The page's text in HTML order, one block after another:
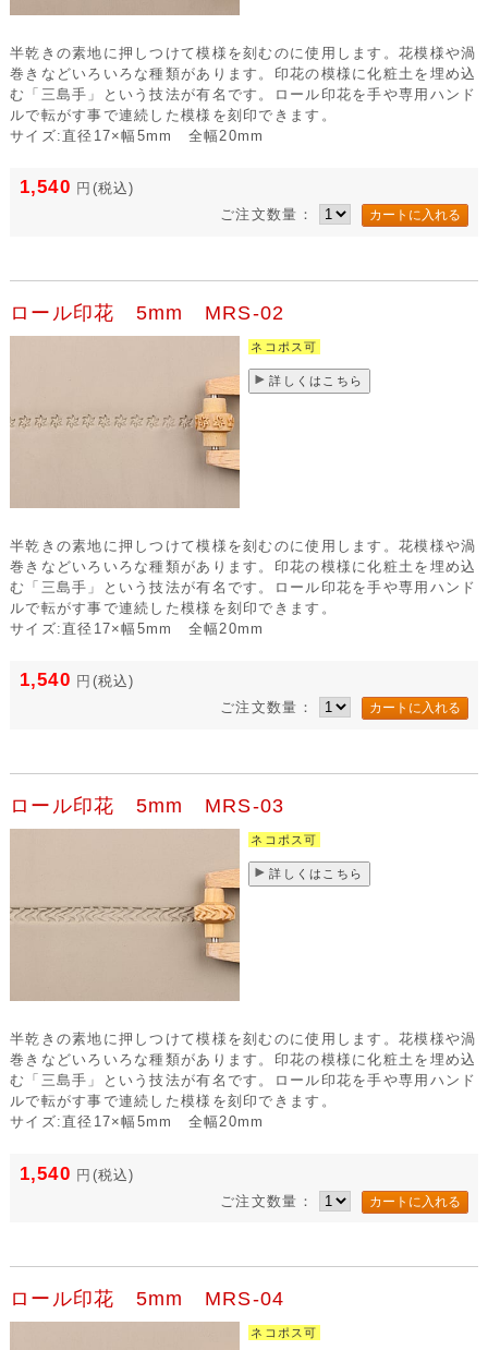
半乾きの素地に押しつけて模様を刻むのに使用します。花模様や渦
巻きなどいろいろな種類があります。印花の模様に化粧土を埋め込
む「三島手」という技法が有名です。ロール印花を手や専用ハンド
ルで転がす事で連続した模様を刻印できます。
サイズ:直径17×幅5mm 全幅20mm
1,540 円 (税込)
ご注文数量：
ロール印花 5mm MRS-02
ネコポス可
詳しくはこちら
半乾きの素地に押しつけて模様を刻むのに使用します。花模様や渦
巻きなどいろいろな種類があります。印花の模様に化粧土を埋め込
む「三島手」という技法が有名です。ロール印花を手や専用ハンド
ルで転がす事で連続した模様を刻印できます。
サイズ:直径17×幅5mm 全幅20mm
1,540 円 (税込)
ご注文数量：
ロール印花 5mm MRS-03
ネコポス可
詳しくはこちら
半乾きの素地に押しつけて模様を刻むのに使用します。花模様や渦
巻きなどいろいろな種類があります。印花の模様に化粧土を埋め込
む「三島手」という技法が有名です。ロール印花を手や専用ハンド
ルで転がす事で連続した模様を刻印できます。
サイズ:直径17×幅5mm 全幅20mm
1,540 円 (税込)
ご注文数量：
ロール印花 5mm MRS-04
ネコポス可